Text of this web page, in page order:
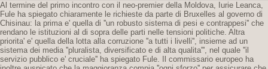
Al termine del primo incontro con il neo-premier della Moldova, Iurie Leanca,
Fule ha spiegato chiaramente le richieste da parte di Bruxelles al governo di
Chisinau: la prima e' quella di ''un robusto sistema di pesi e contrappesi'' che
rendano le istituzioni al di sopra delle parti nelle tensioni politiche. Altra
priorita' e' quella della lotta alla corruzione ''a tutti i livelli'', insieme ad un
sistema dei media ''pluralista, diversificato e di alta qualita''', nel quale ''il
servizio pubblico e' cruciale'' ha spiegato Fule. Il commissario europeo ha